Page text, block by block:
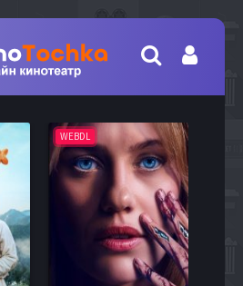
WEBDL